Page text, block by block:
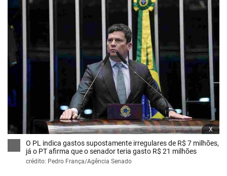
x
O PL indica gastos supostamente irregulares de R$ 7 milhões,
já o PT afirma que o senador teria gasto R$ 21 milhões
crédito: Pedro França/Agência Senado